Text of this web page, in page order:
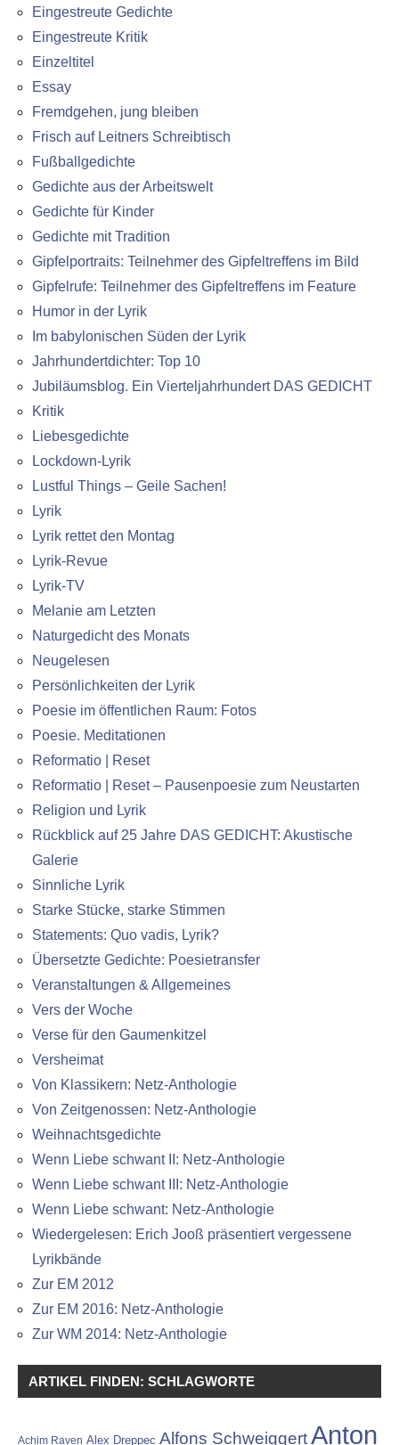
Eingestreute Gedichte
Eingestreute Kritik
Einzeltitel
Essay
Fremdgehen, jung bleiben
Frisch auf Leitners Schreibtisch
Fußballgedichte
Gedichte aus der Arbeitswelt
Gedichte für Kinder
Gedichte mit Tradition
Gipfelportraits: Teilnehmer des Gipfeltreffens im Bild
Gipfelrufe: Teilnehmer des Gipfeltreffens im Feature
Humor in der Lyrik
Im babylonischen Süden der Lyrik
Jahrhundertdichter: Top 10
Jubiläumsblog. Ein Vierteljahrhundert DAS GEDICHT
Kritik
Liebesgedichte
Lockdown-Lyrik
Lustful Things – Geile Sachen!
Lyrik
Lyrik rettet den Montag
Lyrik-Revue
Lyrik-TV
Melanie am Letzten
Naturgedicht des Monats
Neugelesen
Persönlichkeiten der Lyrik
Poesie im öffentlichen Raum: Fotos
Poesie. Meditationen
Reformatio | Reset
Reformatio | Reset – Pausenpoesie zum Neustarten
Religion und Lyrik
Rückblick auf 25 Jahre DAS GEDICHT: Akustische
Galerie
Sinnliche Lyrik
Starke Stücke, starke Stimmen
Statements: Quo vadis, Lyrik?
Übersetzte Gedichte: Poesietransfer
Veranstaltungen & Allgemeines
Vers der Woche
Verse für den Gaumenkitzel
Versheimat
Von Klassikern: Netz-Anthologie
Von Zeitgenossen: Netz-Anthologie
Weihnachtsgedichte
Wenn Liebe schwant II: Netz-Anthologie
Wenn Liebe schwant III: Netz-Anthologie
Wenn Liebe schwant: Netz-Anthologie
Wiedergelesen: Erich Jooß präsentiert vergessene
Lyrikbände
Zur EM 2012
Zur EM 2016: Netz-Anthologie
Zur WM 2014: Netz-Anthologie
ARTIKEL FINDEN: SCHLAGWORTE
Achim Raven Alex Dreppec Alfons SchweiggertAnton